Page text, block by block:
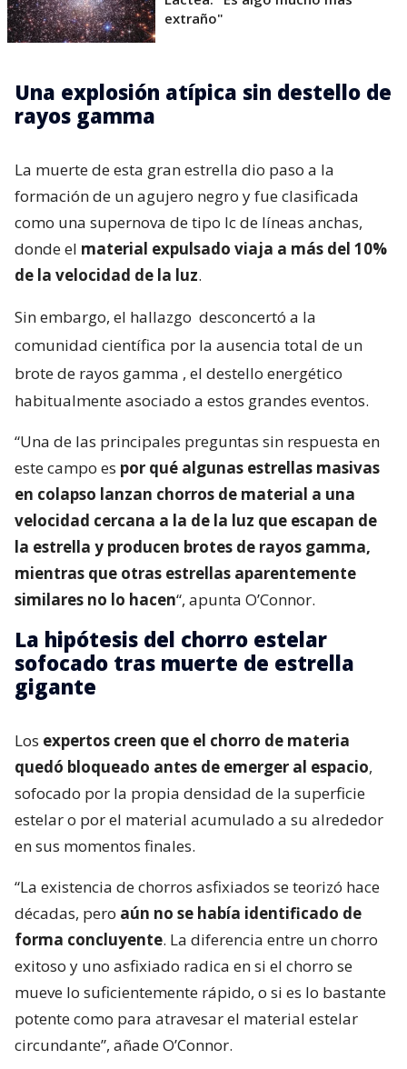
extraño"
Una explosión atípica sin destello de
rayos gamma
La muerte de esta gran estrella dio paso a la
formación de un agujero negro y fue clasificada
como una supernova de tipo Ic de líneas anchas,
donde el material expulsado viaja a más del 10%
de la velocidad de la luz.
Sin embargo, el hallazgo desconcertó a la
comunidad científica por la ausencia total de un
brote de rayos gamma , el destello energético
habitualmente asociado a estos grandes eventos.
“Una de las principales preguntas sin respuesta en
este campo es por qué algunas estrellas masivas
en colapso lanzan chorros de material a una
velocidad cercana a la de la luz que escapan de
la estrella y producen brotes de rayos gamma,
mientras que otras estrellas aparentemente
similares no lo hacen“, apunta O’Connor.
La hipótesis del chorro estelar
sofocado tras muerte de estrella
gigante
Los expertos creen que el chorro de materia
quedó bloqueado antes de emerger al espacio,
sofocado por la propia densidad de la superficie
estelar o por el material acumulado a su alrededor
en sus momentos finales.
“La existencia de chorros asfixiados se teorizó hace
décadas, pero aún no se había identificado de
forma concluyente. La diferencia entre un chorro
exitoso y uno asfixiado radica en si el chorro se
mueve lo suficientemente rápido, o si es lo bastante
potente como para atravesar el material estelar
circundante”, añade O’Connor.